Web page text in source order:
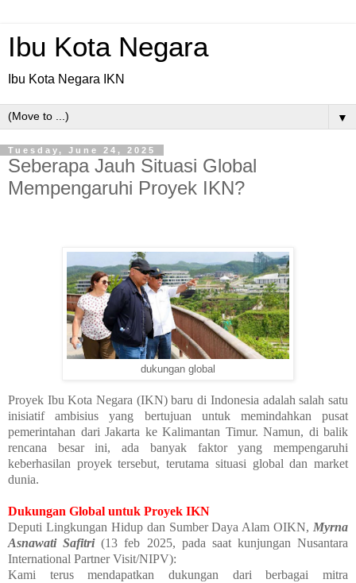
Ibu Kota Negara
Ibu Kota Negara IKN
▼
Tuesday, June 24, 2025
Seberapa Jauh Situasi Global
Mempengaruhi Proyek IKN?
dukungan global
Proyek Ibu Kota Negara (IKN) baru di Indonesia adalah salah satu
inisiatif ambisius yang bertujuan untuk memindahkan pusat
pemerintahan dari Jakarta ke Kalimantan Timur. Namun, di balik
rencana besar ini, ada banyak faktor yang mempengaruhi
keberhasilan proyek tersebut, terutama situasi global dan market
dunia.
Dukungan Global untuk Proyek IKN
Deputi Lingkungan Hidup dan Sumber Daya Alam OIKN, Myrna
Asnawati Safitri(13 feb 2025, pada saat kunjungan Nusantara
International Partner Visit/NIPV):
Kami terus mendapatkan dukungan dari berbagai mitra